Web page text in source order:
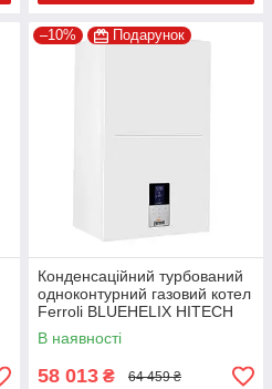
–10% Подарунок
Конденсаційний турбований
одноконтурний газовий котел
Ferroli BLUEHELIX HITECH
RRT 28 Н
В наявності
58 013 ₴ 64 459 ₴